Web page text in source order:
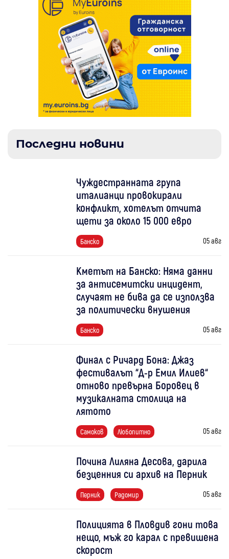
Последни новини
Чуждестранната група
италианци провокирали
конфликт, хотелът отчита
щети за около 15 000 евро
Банско 05 авг
Кметът на Банско: Няма данни
за антисемитски инцидент,
случаят не бива да се използва
за политически внушения
Банско 05 авг
Финал с Ричард Бона: Джаз
фестивалът “Д-р Емил Илиев“
отново превърна Боровец в
музикалната столица на
лятото
Самоков Любопитно 05 авг
Почина Лиляна Десова, дарила
безценния си архив на Перник
Перник Радомир 05 авг
Полицията в Пловдив гони това
нещо, мъж го карал с превишена
скорост